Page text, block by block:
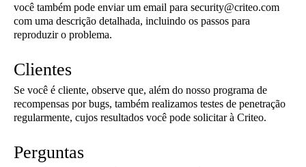
você também pode enviar um email para security@criteo.com
com uma descrição detalhada, incluindo os passos para
reproduzir o problema.
Clientes
Se você é cliente, observe que, além do nosso programa de
recompensas por bugs, também realizamos testes de penetração
regularmente, cujos resultados você pode solicitar à Criteo.
Perguntas